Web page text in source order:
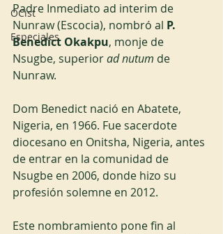
OCist
Especiales
Padre Inmediato ad interim de
Nunraw (Escocia), nombró al P.
Benedict Okakpu, monje de
Nsugbe, superior ad nutum de
Nunraw.
Dom Benedict nació en Abatete,
Nigeria, en 1966. Fue sacerdote
diocesano en Onitsha, Nigeria, antes
de entrar en la comunidad de
Nsugbe en 2006, donde hizo su
profesión solemne en 2012.
Este nombramiento pone fin al